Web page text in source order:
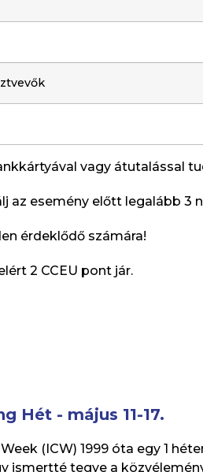
vagy átutalással
az esemény előtt legalább
érdeklődő számára!
2 CCEU pont jár.
Hét - május 11-17.
(ICW) 1999 óta egy 1
ismertté tegye a